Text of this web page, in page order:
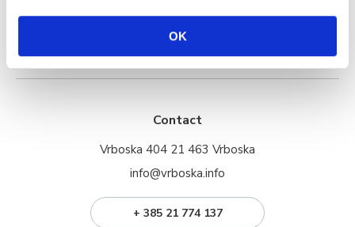
OK
Multimedia
Contact
Vrboska 404 21 463 Vrboska
info@vrboska.info
+ 385 21 774 137